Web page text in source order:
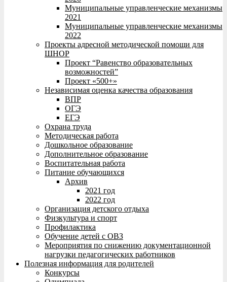
Муниципальные управленческие механизмы
2021
Муниципальные управленческие механизмы
2022
Проекты адресной методической помощи для
ШНОР
Проект “Равенство образовательных
возможностей”
Проект «500+»
Независимая оценка качества образования
ВПР
ОГЭ
ЕГЭ
Охрана труда
Методическая работа
Дошкольное образование
Дополнительное образование
Воспитательная работа
Питание обучающихся
Архив
2021 год
2022 год
Организация детского отдыха
Физкультура и спорт
Профилактика
Обучение детей с ОВЗ
Мероприятия по снижению документационной
нагрузки педагогических работников
Полезная информация для родителей
Конкурсы